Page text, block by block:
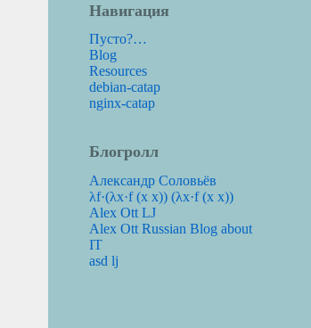
Навигация
Пусто?…
Blog
Resources
debian-catap
nginx-catap
Блогролл
Александр Соловьёв
λf·(λx·f (x x)) (λx·f (x x))
Alex Ott LJ
Alex Ott Russian Blog about
IT
asd lj